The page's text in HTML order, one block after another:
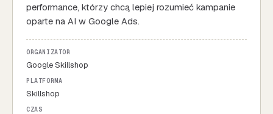
performance, którzy chcą lepiej rozumieć kampanie
oparte na AI w Google Ads.
ORGANIZATOR
Google Skillshop
PLATFORMA
Skillshop
CZAS